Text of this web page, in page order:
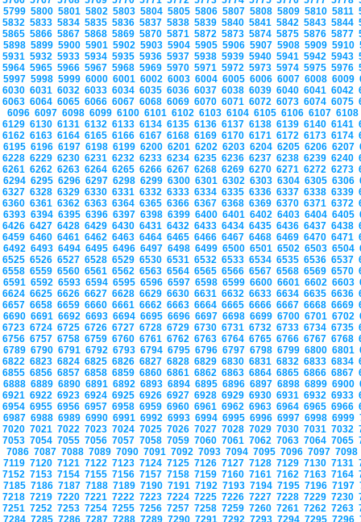
5799 5800 5801 5802 5803 5804 5805 5806 5807 5808 5809 5810 5811
5832 5833 5834 5835 5836 5837 5838 5839 5840 5841 5842 5843 5844
5865 5866 5867 5868 5869 5870 5871 5872 5873 5874 5875 5876 5877
5898 5899 5900 5901 5902 5903 5904 5905 5906 5907 5908 5909 5910
5931 5932 5933 5934 5935 5936 5937 5938 5939 5940 5941 5942 5943
5964 5965 5966 5967 5968 5969 5970 5971 5972 5973 5974 5975 5976
5997 5998 5999 6000 6001 6002 6003 6004 6005 6006 6007 6008 6009
6030 6031 6032 6033 6034 6035 6036 6037 6038 6039 6040 6041 6042
6063 6064 6065 6066 6067 6068 6069 6070 6071 6072 6073 6074 6075
6096 6097 6098 6099 6100 6101 6102 6103 6104 6105 6106 6107
6129 6130 6131 6132 6133 6134 6135 6136 6137 6138 6139 6140 6141
6162 6163 6164 6165 6166 6167 6168 6169 6170 6171 6172 6173 6174
6195 6196 6197 6198 6199 6200 6201 6202 6203 6204 6205 6206 6207
6228 6229 6230 6231 6232 6233 6234 6235 6236 6237 6238 6239 6240
6261 6262 6263 6264 6265 6266 6267 6268 6269 6270 6271 6272 6273
6294 6295 6296 6297 6298 6299 6300 6301 6302 6303 6304 6305 6306
6327 6328 6329 6330 6331 6332 6333 6334 6335 6336 6337 6338 6339
6360 6361 6362 6363 6364 6365 6366 6367 6368 6369 6370 6371 6372
6393 6394 6395 6396 6397 6398 6399 6400 6401 6402 6403 6404 6405
6426 6427 6428 6429 6430 6431 6432 6433 6434 6435 6436 6437 6438
6459 6460 6461 6462 6463 6464 6465 6466 6467 6468 6469 6470 6471
6492 6493 6494 6495 6496 6497 6498 6499 6500 6501 6502 6503 6504
6525 6526 6527 6528 6529 6530 6531 6532 6533 6534 6535 6536 6537
6558 6559 6560 6561 6562 6563 6564 6565 6566 6567 6568 6569 6570
6591 6592 6593 6594 6595 6596 6597 6598 6599 6600 6601 6602 6603
6624 6625 6626 6627 6628 6629 6630 6631 6632 6633 6634 6635 6636
6657 6658 6659 6660 6661 6662 6663 6664 6665 6666 6667 6668 6669
6690 6691 6692 6693 6694 6695 6696 6697 6698 6699 6700 6701 6702
6723 6724 6725 6726 6727 6728 6729 6730 6731 6732 6733 6734 6735
6756 6757 6758 6759 6760 6761 6762 6763 6764 6765 6766 6767 6768
6789 6790 6791 6792 6793 6794 6795 6796 6797 6798 6799 6800 6801
6822 6823 6824 6825 6826 6827 6828 6829 6830 6831 6832 6833 6834
6855 6856 6857 6858 6859 6860 6861 6862 6863 6864 6865 6866 6867
6888 6889 6890 6891 6892 6893 6894 6895 6896 6897 6898 6899 6900
6921 6922 6923 6924 6925 6926 6927 6928 6929 6930 6931 6932 6933
6954 6955 6956 6957 6958 6959 6960 6961 6962 6963 6964 6965 6966
6987 6988 6989 6990 6991 6992 6993 6994 6995 6996 6997 6998 6999
7020 7021 7022 7023 7024 7025 7026 7027 7028 7029 7030 7031 7032
7053 7054 7055 7056 7057 7058 7059 7060 7061 7062 7063 7064 7065
7086 7087 7088 7089 7090 7091 7092 7093 7094 7095 7096 7097
7119 7120 7121 7122 7123 7124 7125 7126 7127 7128 7129 7130 7131
7152 7153 7154 7155 7156 7157 7158 7159 7160 7161 7162 7163 7164
7185 7186 7187 7188 7189 7190 7191 7192 7193 7194 7195 7196 7197
7218 7219 7220 7221 7222 7223 7224 7225 7226 7227 7228 7229 7230
7251 7252 7253 7254 7255 7256 7257 7258 7259 7260 7261 7262 7263
7284 7285 7286 7287 7288 7289 7290 7291 7292 7293 7294 7295 7296